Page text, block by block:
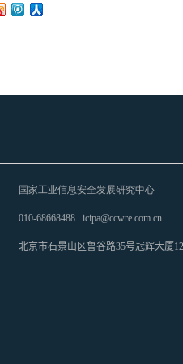
国家工业信息安全发展研究中心
010-68668488 icipa@ccwre.com.cn
北京市石景山区鲁谷路35号冠辉大厦